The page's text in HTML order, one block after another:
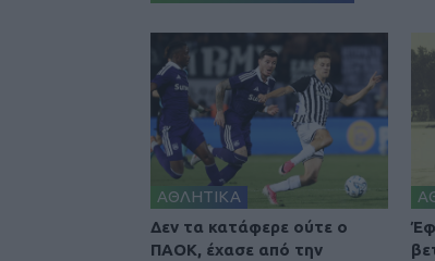
ΑΘΛΗΤΙΚΑ
Δεν τα κατάφερε ούτε ο
ΠΑΟΚ, έχασε από την